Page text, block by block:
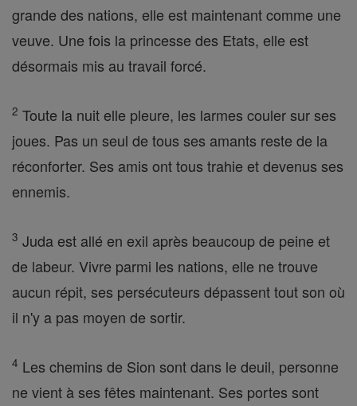
grande des nations, elle est maintenant comme une
veuve. Une fois la princesse des Etats, elle est
désormais mis au travail forcé.
2 Toute la nuit elle pleure, les larmes couler sur ses
joues. Pas un seul de tous ses amants reste de la
réconforter. Ses amis ont tous trahie et devenus ses
ennemis.
3 Juda est allé en exil après beaucoup de peine et
de labeur. Vivre parmi les nations, elle ne trouve
aucun répit, ses persécuteurs dépassent tout son où
il n'y a pas moyen de sortir.
4 Les chemins de Sion sont dans le deuil, personne
ne vient à ses fêtes maintenant. Ses portes sont